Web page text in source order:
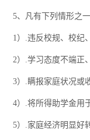
5、凡有下列情形之
1）.违反校规、校纪
2）.学习态度不端正
3）.瞒报家庭状况或
4）.将所得助学金用
5）.家庭经济明显好